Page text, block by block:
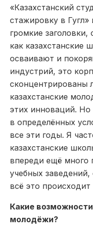
«Казахстанский
стажировку в
громкие
как казахстанские
осваивают и
индустрий, это
сконцентрированы
казахстанские
этих инноваций. Но
в определённых
все эти годы. Я
казахстанские
впереди ещё много
учебных
всё это
Какие
молодёжи?